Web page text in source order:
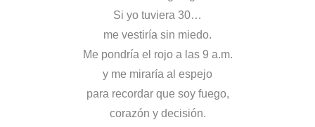
Si yo tuviera 30…
me vestiría sin miedo.
Me pondría el rojo a las 9 a.m.
y me miraría al espejo
para recordar que soy fuego,
corazón y decisión.